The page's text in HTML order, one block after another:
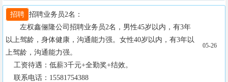
招聘 招聘业务员2名：
以上驾龄，身体健康，沟通能力强。女性40岁以内，有3年以
上驾龄，沟通能力强。
    联系电话：15581754388
05-26